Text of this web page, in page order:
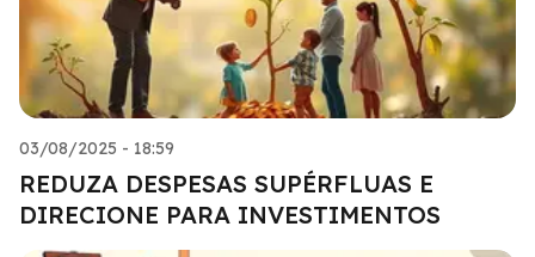
03/08/2025 - 18:59
REDUZA DESPESAS SUPÉRFLUAS E
DIRECIONE PARA INVESTIMENTOS